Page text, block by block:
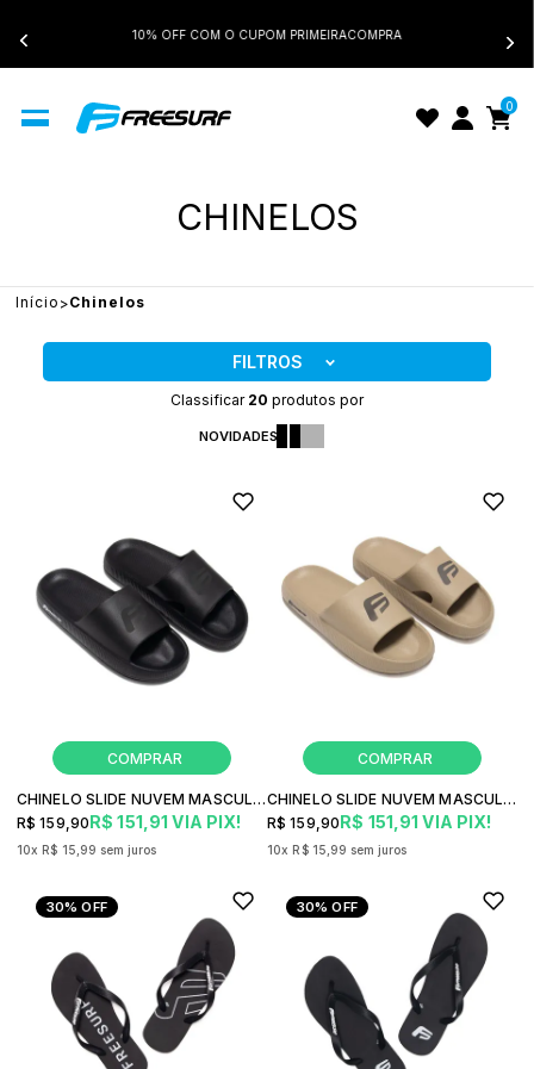
10% OFF COM O CUPOM PRIMEIRACOMPRA
0
CHINELOS
Início Chinelos
Classificar 20 produtos por
NOVIDADES
FILTROS
CHINELO SLIDE NUVEM MASCULINO FREESURF FS
R$ 151,91 VIA PIX!
R$ 159,90
10x R$ 15,99 sem juros
CHINELO SLIDE NUVEM MASCULINO FREESURF FS
R$ 151,91 VIA PIX!
R$ 159,90
10x R$ 15,99 sem juros
30%OFF 30%OFF